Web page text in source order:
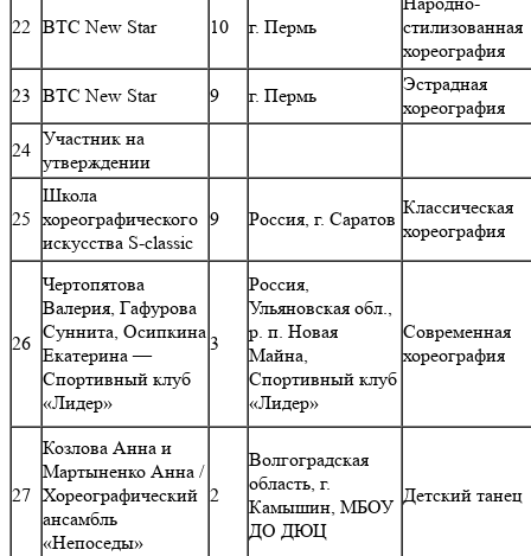
22 ВТС New Star 10 г. Пермь
стилизованная
хореография
23 ВТС New Star 9 г. Пермь
Эстрадная
хореография
24
Участник на
утверждении
25
Школа
хореографического
искусства S-classic
9 Россия, г. Саратов
Классическая
хореография
26
Чертопятова
Валерия, Гафурова
Суннита, Осипкина
Екатерина —
Спортивный клуб
«Лидер»
3
Россия,
Ульяновская обл.,
р. п. Новая
Майна,
Спортивный клуб
«Лидер»
Современная
хореография
27
Козлова Анна и
Мартыненко Анна /
Хореографический
ансамбль
«Непоседы»
2
Волгоградская
область, г.
Камышин, МБОУ
ДО ДЮЦ
Детский танец